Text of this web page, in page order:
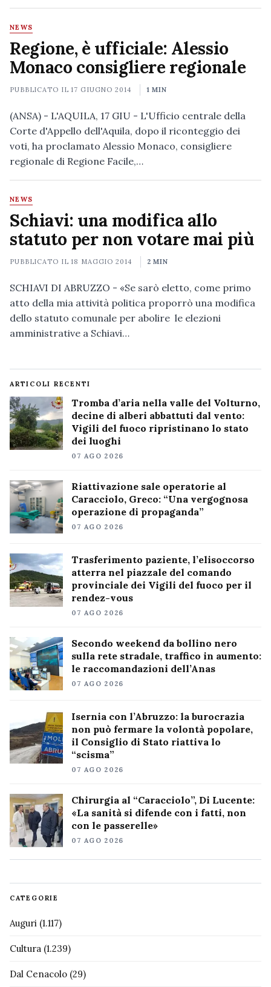
NEWS
Regione, è ufficiale: Alessio
Monaco consigliere regionale
PUBBLICATO IL17 GIUGNO 2014 1 MIN
(ANSA) - L'AQUILA, 17 GIU - L'Ufficio centrale della
Corte d'Appello dell'Aquila, dopo il riconteggio dei
voti, ha proclamato Alessio Monaco, consigliere
regionale di Regione Facile,…
NEWS
Schiavi: una modifica allo
statuto per non votare mai più
PUBBLICATO IL18 MAGGIO 2014 2 MIN
SCHIAVI DI ABRUZZO - «Se sarò eletto, come primo
atto della mia attività politica proporrò una modifica
dello statuto comunale per abolire le elezioni
amministrative a Schiavi…
ARTICOLI RECENTI
Tromba d’aria nella valle del Volturno,
decine di alberi abbattuti dal vento:
Vigili del fuoco ripristinano lo stato
dei luoghi
07 AGO 2026
Riattivazione sale operatorie al
Caracciolo, Greco: “Una vergognosa
operazione di propaganda”
07 AGO 2026
Trasferimento paziente, l’elisoccorso
atterra nel piazzale del comando
provinciale dei Vigili del fuoco per il
rendez-vous
07 AGO 2026
Secondo weekend da bollino nero
sulla rete stradale, traffico in aumento:
le raccomandazioni dell’Anas
07 AGO 2026
Isernia con l’Abruzzo: la burocrazia
non può fermare la volontà popolare,
il Consiglio di Stato riattiva lo
“scisma”
07 AGO 2026
Chirurgia al “Caracciolo”, Di Lucente:
«La sanità si difende con i fatti, non
con le passerelle»
07 AGO 2026
CATEGORIE
Auguri (1.117)
Cultura (1.239)
Dal Cenacolo (29)